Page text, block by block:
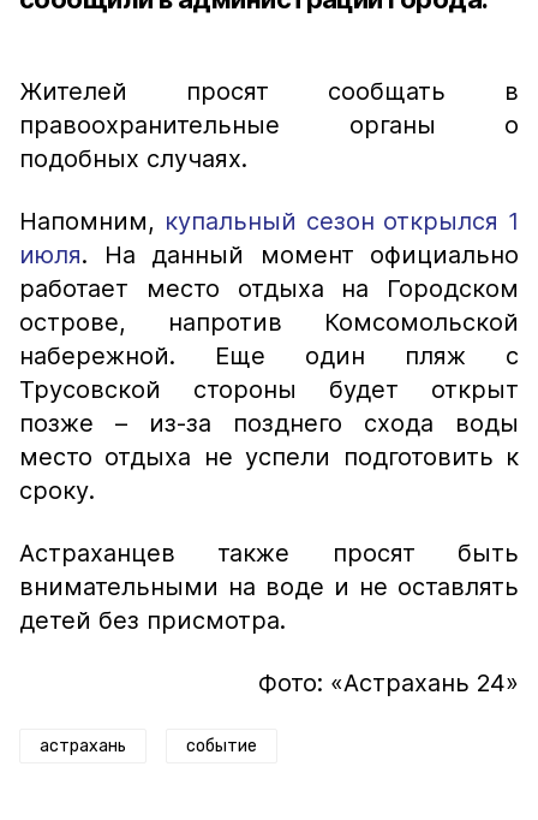
Жителей просят сообщать в
правоохранительные органы о
подобных случаях.
Напомним, купальный сезон открылся 1
июля. На данный момент официально
работает место отдыха на Городском
острове, напротив Комсомольской
набережной. Еще один пляж с
Трусовской стороны будет открыт
позже – из-за позднего схода воды
место отдыха не успели подготовить к
сроку.
Астраханцев также просят быть
внимательными на воде и не оставлять
детей без присмотра.
Фото: «Астрахань 24»
астрахань событие